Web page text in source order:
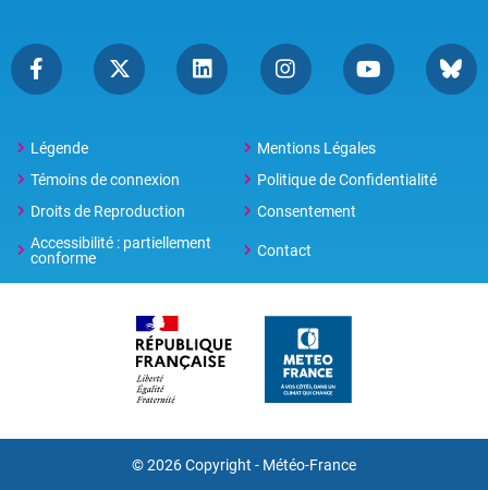
Légende
Mentions Légales
Témoins de connexion
Politique de Confidentialité
Droits de Reproduction
Consentement
Accessibilité : partiellement
conforme
Contact
© 2026 Copyright - Météo-France